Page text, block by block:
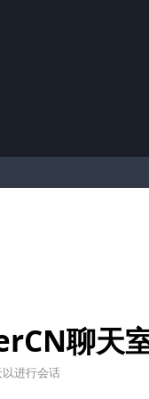
聊天
进行会话